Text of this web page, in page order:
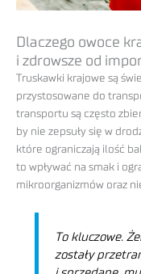
Dlaczego owoce
i zdrowsze od
Truskawki krajowe są
przystosowane do
transportu są często
by nie zepsuły się w
które ograniczają ilość
to wpływać na smak i
mikroorganizmów oraz
To kluczowe.
zostały